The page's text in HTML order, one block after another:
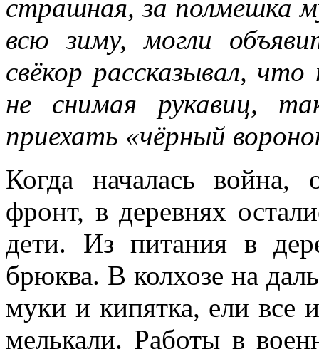
страшная, за полмешка
всю зиму, могли
свёкор рассказывал,
не снимая рукавиц,
приехать «чёрный
Когда началась война,
фронт, в деревнях
дети. Из питания в
брюква. В колхозе на
муки и кипятка, ели все
мелькали. Работы в